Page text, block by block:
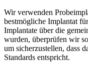
Wir verwenden
bestmögliche Implantat
Implantate über die
wurden, überprüfen wir
um sicherzustellen, dass
Standards entspricht.